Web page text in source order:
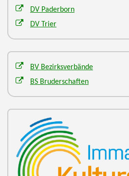
DV Paderborn
DV Trier
BV Bezirksverbände
BS Bruderschaften